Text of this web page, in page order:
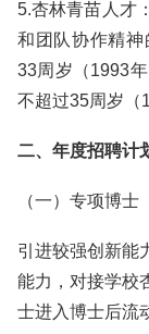
5.杏林青苗人才
和团队协作精
33周岁（1993
不超过35周岁（
二、年度招聘计
（一）专项博士
引进较强创新能
能力，对接学校
士进入博士后流